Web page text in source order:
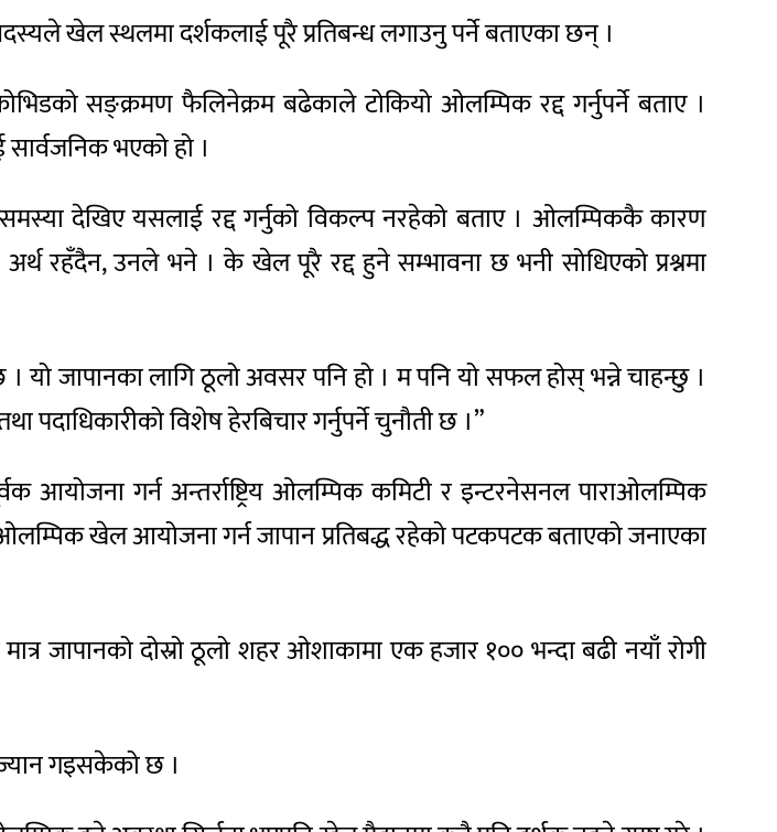
खेल स्थलमा दर्शकलाई पूरै प्रतिबन्ध लगाउनु पर्ने बताएका छन् ।
कोभिडको सङ्क्रमण फैलिनेक्रम बढेकाले टोकियो ओलम्पिक रद्द गर्नुपर्ने बताए ।
भएको हो ।
समस्या देखिए यसलाई रद्द गर्नुको विकल्प नरहेको बताए । ओलम्पिककै कारण
रहँदैन, उनले भने । के खेल पूरै रद्द हुने सम्भावना छ भनी सोधिएको प्रश्नमा
जापानका लागि ठूलो अवसर पनि हो । म पनि यो सफल होस् भन्ने चाहन्छु ।
विशेष हेरबिचार गर्नुपर्ने चुनौती छ ।”
गर्न अन्तर्राष्ट्रिय ओलम्पिक कमिटी र इन्टरनेसनल पाराओलम्पिक
ओलम्पिक खेल आयोजना गर्न जापान प्रतिबद्ध रहेको पटकपटक बताएको जनाएका
जापानको दोस्रो ठूलो शहर ओशाकामा एक हजार १०० भन्दा बढी नयाँ रोगी
गइसकेको छ ।